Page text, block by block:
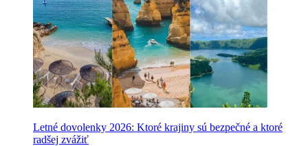
Letné dovolenky 2026: Ktoré krajiny sú bezpečné a ktoré
radšej zvážiť